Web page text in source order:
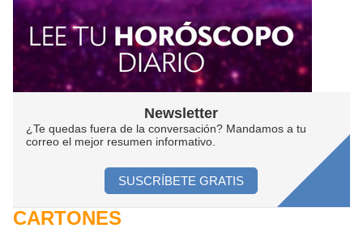
Newsletter
¿Te quedas fuera de la conversación? Mandamos a tu
correo el mejor resumen informativo.
SUSCRÍBETE GRATIS
CARTONES